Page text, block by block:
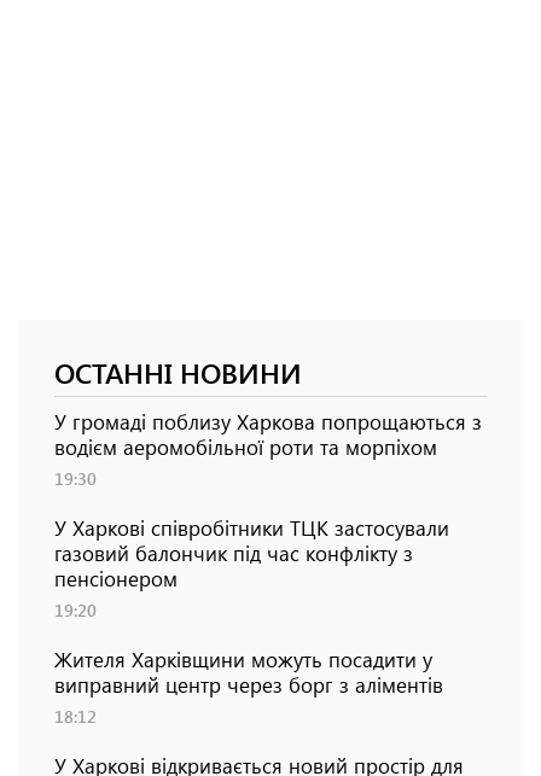
ОСТАННІ НОВИНИ
У громаді поблизу Харкова попрощаються з
водієм аеромобільної роти та морпіхом
19:30
У Харкові співробітники ТЦК застосували
газовий балончик під час конфлікту з
пенсіонером
19:20
Жителя Харківщини можуть посадити у
виправний центр через борг з аліментів
18:12
У Харкові відкривається новий простір для